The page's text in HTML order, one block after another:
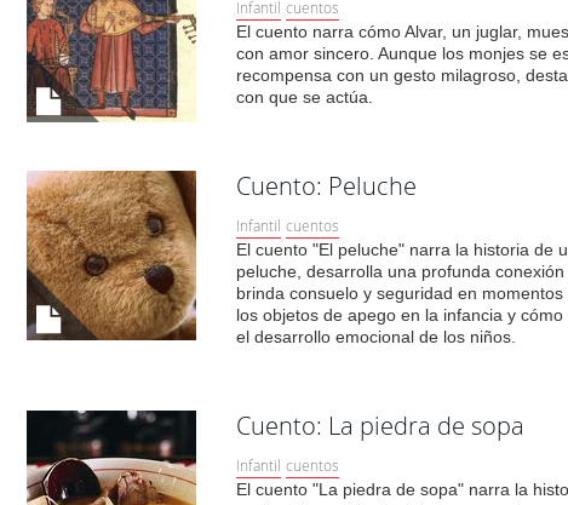
Infantil cuentos
El cuento narra cómo Alvar, un juglar,
con amor sincero. Aunque los monjes se
recompensa con un gesto milagroso,
con que se actúa.
Cuento: Peluche
Infantil cuentos
El cuento "El peluche" narra la historia de
peluche, desarrolla una profunda
brinda consuelo y seguridad en
los objetos de apego en la infancia y
el desarrollo emocional de los niños.
Cuento: La piedra de sopa
Infantil cuentos
El cuento "La piedra de sopa" narra la